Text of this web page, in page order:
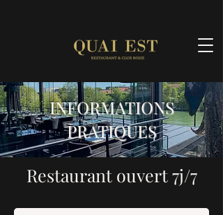
INFORMATIONS
PRATIQUES
Restaurant ouvert 7j/7